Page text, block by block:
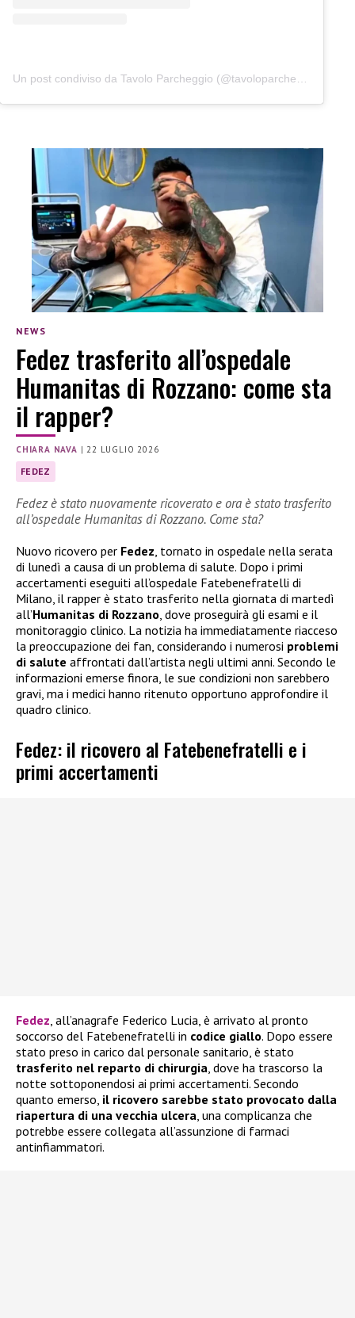
Un post condiviso da Tavolo Parcheggio (@tavoloparcheggio.podcast)
NEWS
Fedez trasferito all’ospedale
Humanitas di Rozzano: come sta
il rapper?
CHIARA NAVA | 22 LUGLIO 2026
FEDEZ
Fedez è stato nuovamente ricoverato e ora è stato trasferito
all’ospedale Humanitas di Rozzano. Come sta?
Nuovo ricovero per Fedez , tornato in ospedale nella serata
di lunedì a causa di un problema di salute. Dopo i primi
accertamenti eseguiti all’ospedale Fatebenefratelli di
Milano, il rapper è stato trasferito nella giornata di martedì
all’Humanitas di Rozzano , dove proseguirà gli esami e il
monitoraggio clinico. La notizia ha immediatamente riacceso
la preoccupazione dei fan, considerando i numerosi problemi
di salute affrontati dall’artista negli ultimi anni. Secondo le
informazioni emerse finora, le sue condizioni non sarebbero
gravi, ma i medici hanno ritenuto opportuno approfondire il
quadro clinico.
Fedez: il ricovero al Fatebenefratelli e i
primi accertamenti
Fedez , all’anagrafe Federico Lucia, è arrivato al pronto
soccorso del Fatebenefratelli in codice giallo. Dopo essere
stato preso in carico dal personale sanitario, è stato
trasferito nel reparto di chirurgia , dove ha trascorso la
notte sottoponendosi ai primi accertamenti. Secondo
quanto emerso, il ricovero sarebbe stato provocato dalla
riapertura di una vecchia ulcera , una complicanza che
potrebbe essere collegata all’assunzione di farmaci
antinfiammatori.